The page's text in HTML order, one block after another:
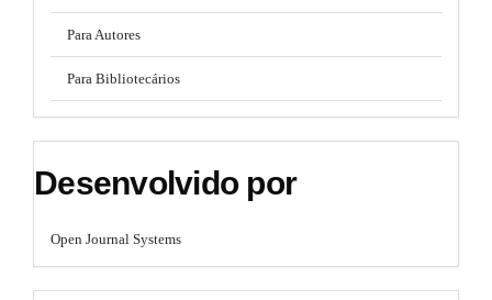
Para Autores
Para Bibliotecários
Desenvolvido por
Open Journal Systems